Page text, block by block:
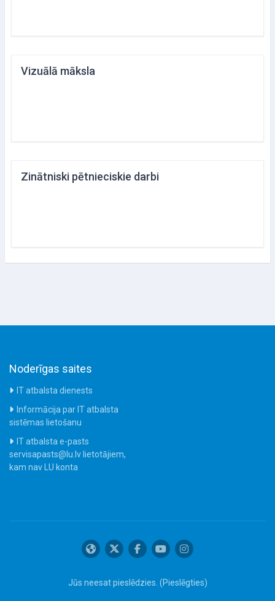
Vizuālā māksla
Zinātniski pētnieciskie darbi
Noderīgas saites
IT atbalsta dienests
Informācija par IT atbalsta
sistēmas lietošanu
IT atbalsta e-pasts
servisapasts@lu.lv lietotājiem,
kam nav LU konta
Jūs neesat pieslēdzies. (Pieslēgties)